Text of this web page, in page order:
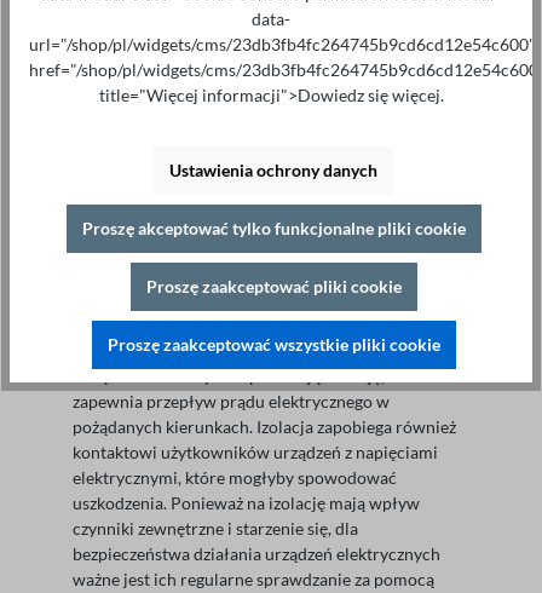
ST26058D
179,00 €*
Urządzenia: ST2690
Kabel połączeniowy
Proszę dodać do koszyka
1
Obszary zastosowań testera izolacji
Urządzenia elektryczne posiadają izolację, która
zapewnia przepływ prądu elektrycznego w
pożądanych kierunkach. Izolacja zapobiega również
kontaktowi użytkowników urządzeń z napięciami
elektrycznymi, które mogłyby spowodować
uszkodzenia. Ponieważ na izolację mają wpływ
czynniki zewnętrzne i starzenie się, dla
bezpieczeństwa działania urządzeń elektrycznych
ważne jest ich regularne sprawdzanie za pomocą
data-
url="/shop/pl/widgets/cms/23db3fb4fc264745b9cd6cd12e54c600"
href="/shop/pl/widgets/cms/
title="Więcej informacji">Dowiedz się więcej.
Ustawienia ochrony danych
Proszę akceptować tylko funkcjonalne pliki cookie
Proszę zaakceptować pliki cookie
Proszę zaakceptować wszystkie pliki cookie